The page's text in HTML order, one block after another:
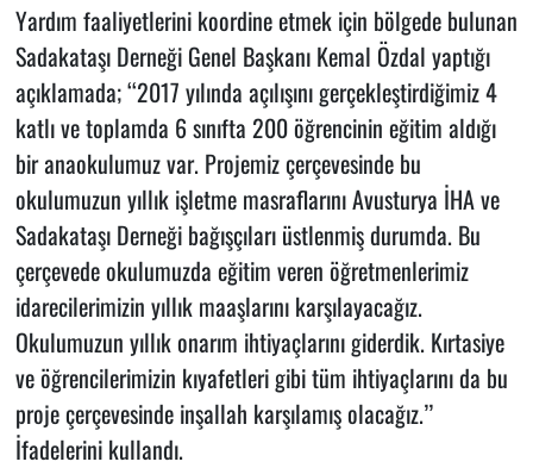
Yardım faaliyetlerini koordine etmek için bölgede bulunan
Sadakataşı Derneği Genel Başkanı Kemal Özdal yaptığı
açıklamada; ‘‘2017 yılında açılışını gerçekleştirdiğimiz 4
katlı ve toplamda 6 sınıfta 200 öğrencinin eğitim aldığı
bir anaokulumuz var. Projemiz çerçevesinde bu
okulumuzun yıllık işletme masraflarını Avusturya İHA ve
Sadakataşı Derneği bağışçıları üstlenmiş durumda. Bu
çerçevede okulumuzda eğitim veren öğretmenlerimiz
idarecilerimizin yıllık maaşlarını karşılayacağız.
Okulumuzun yıllık onarım ihtiyaçlarını giderdik. Kırtasiye
ve öğrencilerimizin kıyafetleri gibi tüm ihtiyaçlarını da bu
proje çerçevesinde inşallah karşılamış olacağız.’’
İfadelerini kullandı.